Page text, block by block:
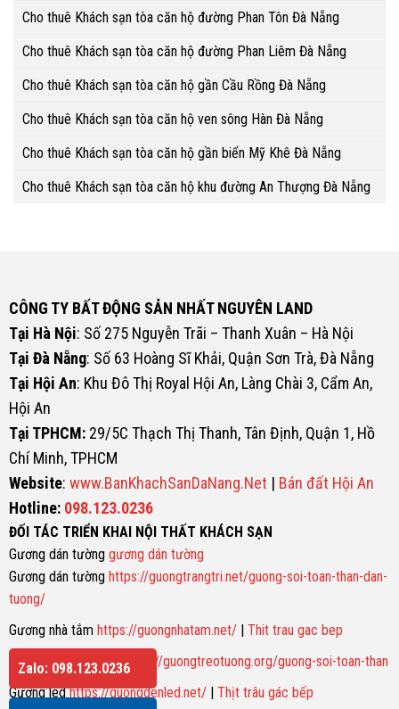
Cho thuê Khách sạn tòa căn hộ đường Phan Tôn Đà Nẵng
Cho thuê Khách sạn tòa căn hộ đường Phan Liêm Đà Nẵng
Cho thuê Khách sạn tòa căn hộ gần Cầu Rồng Đà Nẵng
Cho thuê Khách sạn tòa căn hộ ven sông Hàn Đà Nẵng
Cho thuê Khách sạn tòa căn hộ gần biển Mỹ Khê Đà Nẵng
Cho thuê Khách sạn tòa căn hộ khu đường An Thượng Đà Nẵng
CÔNG TY BẤT ĐỘNG SẢN NHẤT NGUYÊN LAND
Tại Hà Nội: Số 275 Nguyễn Trãi – Thanh Xuân – Hà Nội
Tại Đà Nẵng: Số 63 Hoàng Sĩ Khải, Quận Sơn Trà, Đà Nẵng
Tại Hội An: Khu Đô Thị Royal Hội An, Làng Chài 3, Cẩm An,
Hội An
Tại TPHCM:29/5C Thạch Thị Thanh, Tân Định, Quận 1, Hồ
Chí Minh, TPHCM
Website: www.BanKhachSanDaNang.Net | Bán đất Hội An
Hotline: 098.123.0236
ĐỐI TÁC TRIỂN KHAI NỘI THẤT KHÁCH SẠN
Gương dán tường gương dán tường
Gương dán tường https://guongtrangtri.net/guong-soi-toan-than-dan-
tuong/
Gương nhà tắm https://guongnhatam.net/| Thit trau gac bep
Gương soi toàn thânhttps://guongtreotuong.org/guong-soi-toan-than
Gương ledhttps://guongdenled.net/| Thịt trâu gác bếp
Zalo: 098.123.0236